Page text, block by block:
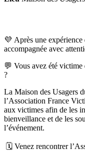
💜 Après une
accompagnée avec
💬 Vous avez été victime
?
La Maison des Usagers
l’Association France
aux victimes afin de les
bienveillance et de les
l’événement.
🗓️ Venez rencontrer